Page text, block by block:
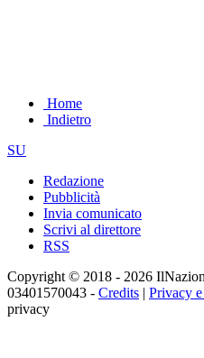
Home
Indietro
SU
Redazione
Pubblicità
Invia comunicato
Scrivi al direttore
RSS
Copyright © 2018 - 2026
03401570043 - Credits | Privacy
privacy